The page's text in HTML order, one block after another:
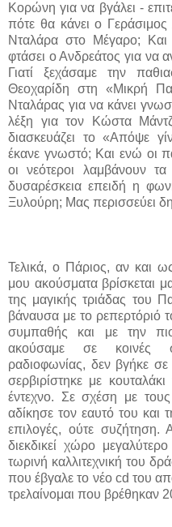
Κορώνη για να βγάλει -
πότε θα κάνει ο
Νταλάρα στο Μέγαρο;
φτάσει ο Ανδρεάτος για να
Γιατί ξεχάσαμε την
Θεοχαρίδη στη «Μικρή
Νταλάρας για να κάνει
λέξη για τον Κώστα
διασκευάζει το «Απόψε
έκανε γνωστό; Και ενώ οι
οι νεότεροι λαμβάνουν τα
δυσαρέσκεια επειδή η
Ξυλούρη; Μας περισσεύει
Τελικά, ο Πάριος, αν και
μου ακούσματα βρίσκεται
της μαγικής τριάδας του
βάναυσα με το ρεπερτόριό
συμπαθής και με την
ακούσαμε σε κοινές
ραδιοφωνίας, δεν βγήκε
σερβιρίστηκε με
έντεχνο. Σε σχέση με
αδίκησε τον εαυτό του και
επιλογές, ούτε συζήτηση.
διεκδικεί χώρο
τωρινή καλλιτεχνική του
που έβγαλε το νέο cd του
τρελαίνομαι που βρέθηκαν